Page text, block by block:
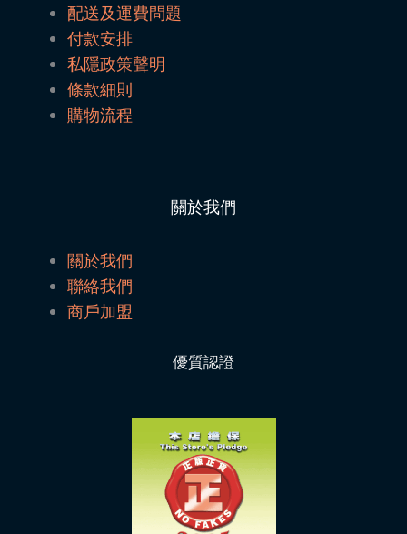
配送及運費問題
付款安排
私隱政策聲明
條款細則
購物流程
關於我們
關於我們
聯絡我們
商戶加盟
優質認證